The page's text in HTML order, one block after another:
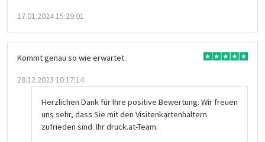
17.01.2024 15:29:01
Kommt genau so wie erwartet.
28.12.2023 10:17:14
Herzlichen Dank für Ihre positive Bewertung. Wir freuen
uns sehr, dass Sie mit den Visitenkartenhaltern
zufrieden sind. Ihr druck.at-Team.